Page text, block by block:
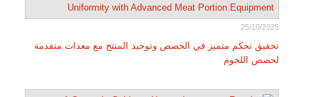
25/10/2025
تحقيق تحكم متميز في الحصص وتوحيد المنتج مع معدات متقدمة
لحصص اللحوم